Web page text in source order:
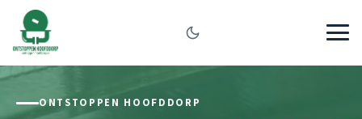
ONTSTOPPEN HOOFDDORP